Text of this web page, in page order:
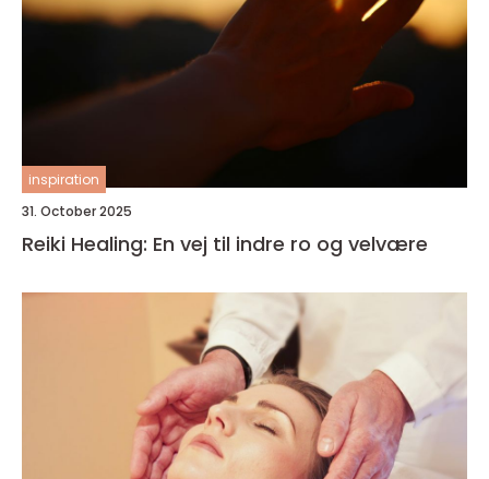
inspiration
31. October 2025
Reiki Healing: En vej til indre ro og velvære